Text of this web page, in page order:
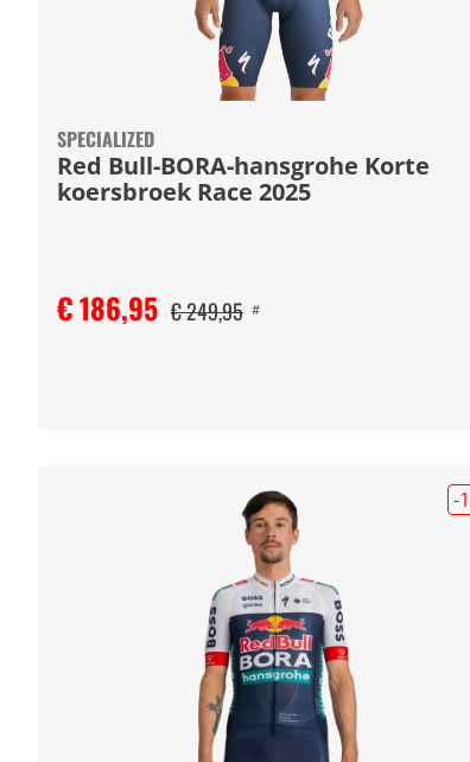
SPECIALIZED
Red Bull-BORA-hansgrohe Korte
koersbroek Race 2025
€ 186,95 € 249,95 #
-